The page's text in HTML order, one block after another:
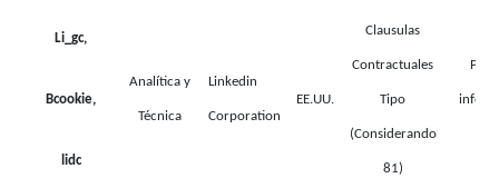
Li_gc,
Bcookie,
lidc
Analítica y
Técnica
Linkedin
Corporation
EE.UU.
Clausulas
Contractuales
Tipo
(Considerando
81)